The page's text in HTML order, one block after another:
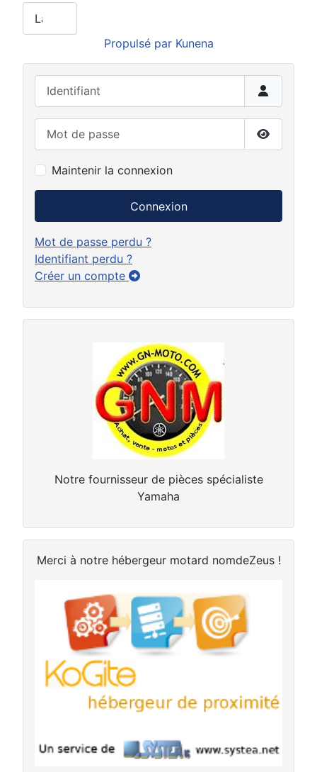
Propulsé par Kunena
Afficher
Maintenir la connexion
Connexion
Mot de passe perdu ?
Identifiant perdu ?
Créer un compte
Notre fournisseur de pièces spécialiste
Yamaha
Merci à notre hébergeur motard nomdeZeus !